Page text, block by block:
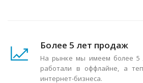
Более 5 лет продаж
На рынке мы имеем более 5
работали в оффлайне, а
интернет-бизнеса.